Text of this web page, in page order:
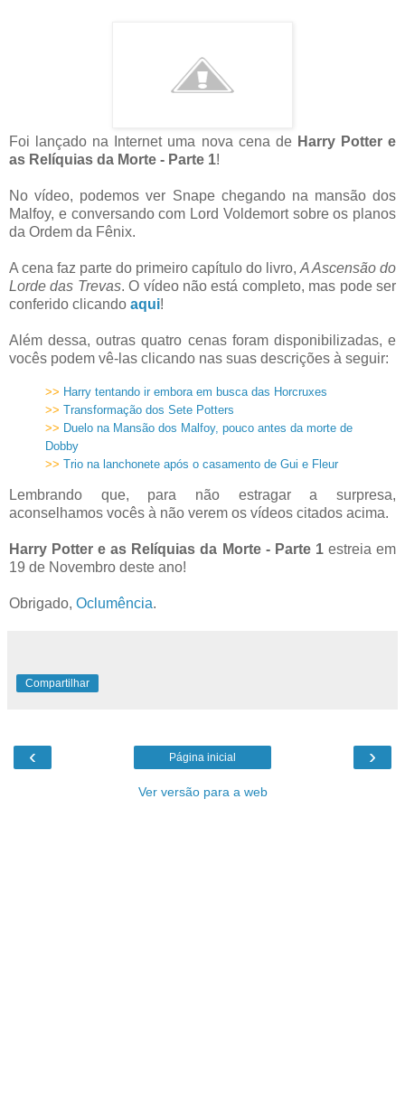
Foi lançado na Internet uma nova cena de Harry Potter e
as Relíquias da Morte - Parte 1!
No vídeo, podemos ver Snape chegando na mansão dos
Malfoy, e conversando com Lord Voldemort sobre os planos
da Ordem da Fênix.
A cena faz parte do primeiro capítulo do livro, A Ascensão do
Lorde das Trevas. O vídeo não está completo, mas pode ser
conferido clicando aqui!
Além dessa, outras quatro cenas foram disponibilizadas, e
vocês podem vê-las clicando nas suas descrições à seguir:
>> Harry tentando ir embora em busca das Horcruxes
>> Transformação dos Sete Potters
>> Duelo na Mansão dos Malfoy, pouco antes da morte de
Dobby
>> Trio na lanchonete após o casamento de Gui e Fleur
Lembrando que, para não estragar a surpresa,
aconselhamos vocês à não verem os vídeos citados acima.
Harry Potter e as Relíquias da Morte - Parte 1estreia em
19 de Novembro deste ano!
Obrigado, Oclumência.
Compartilhar
‹ ›
Página inicial
Ver versão para a web